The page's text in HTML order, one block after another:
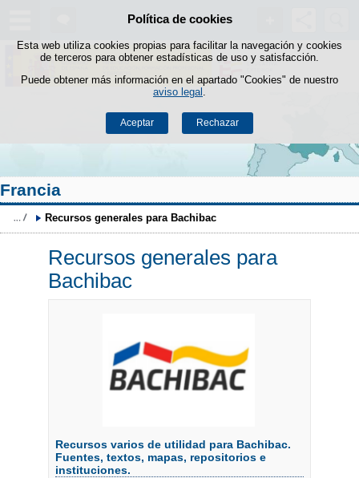
Política de cookies
Esta web utiliza cookies propias para facilitar la navegación y cookies
de terceros para obtener estadísticas de uso y satisfacción.
Puede obtener más información en el apartado "Cookies" de nuestro
aviso legal
Aceptar Rechazar
Saltar al contenido
Francia
Recursos generales para Bachibac
Recursos generales para
Bachibac
Recursos varios de utilidad para Bachibac.
Fuentes, textos, mapas, repositorios e
instituciones.